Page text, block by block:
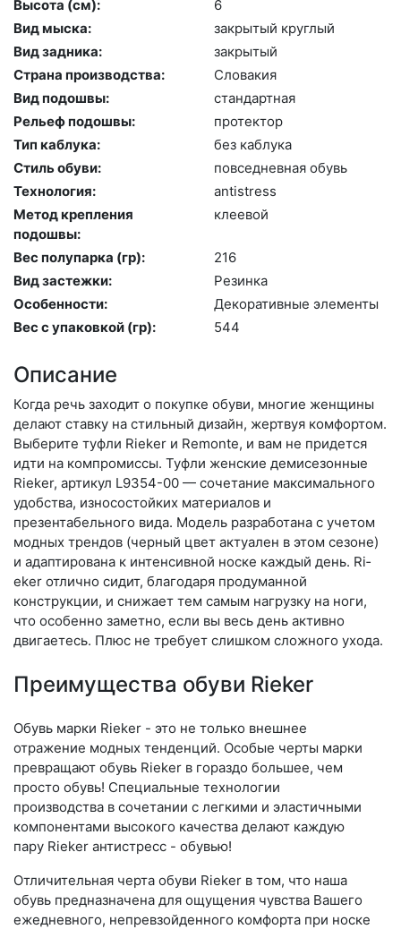
Высота (cм):
6
Вид мыска:
зак­ры­тый круг­лый
Вид задника:
зак­ры­тый
Страна производства:
Сло­вакия
Вид подошвы:
стан­дарт­ная
Рельеф подошвы:
про­тек­тор
Тип каблука:
без каб­лу­ка
Стиль обуви:
пов­седнев­ная обувь
Технология:
an­tist­ress
Метод крепления
подошвы:
кле­евой
Вес полупарка (гр):
216
Вид застежки:
Ре­зин­ка
Особенности:
Де­кора­тив­ные эле­мен­ты
Вес с упаковкой (гр):
544
Описание
Когда речь заходит о покупке обуви, многие женщины
делают ставку на стильный дизайн, жертвуя комфортом.
Выберите туф­ли Rieker и Remonte, и вам не придется
идти на компромиссы. Туфли женские демисезонные
Rieker, артикул L9354-00 — сочетание максимального
удобства, износостойких материалов и
презентабельного вида. Модель разработана с учетом
модных трендов (чер­ный цвет актуален в этом сезоне)
и адаптирована к интенсивной носке каждый день. Ri­
eker отлично сидит, благодаря продуманной
конструкции, и снижает тем самым нагрузку на ноги,
что особенно заметно, если вы весь день активно
двигаетесь. Плюс не требует слишком сложного ухода.
Преимущества обуви Rieker
Обувь марки Rieker - это не только внешнее
отражение модных тенденций. Особые черты марки
превращают обувь Rieker в гораздо большее, чем
просто обувь! Специальные технологии
производства в сочетании с легкими и эластичными
компонентами высокого качества делают каждую
пару Rieker антистресс - обувью!
Отличительная черта обуви Rieker в том, что наша
обувь предназначена для ощущения чувства Вашего
ежедневного, непревзойденного комфорта при носке